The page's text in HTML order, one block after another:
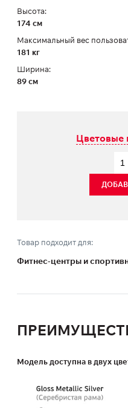
Высота:
174 см
Максимальный вес
181 кг
Ширина:
89 см
Цветовые
Товар подходит для:
Фитнес-центры и
Модель доступна в двух